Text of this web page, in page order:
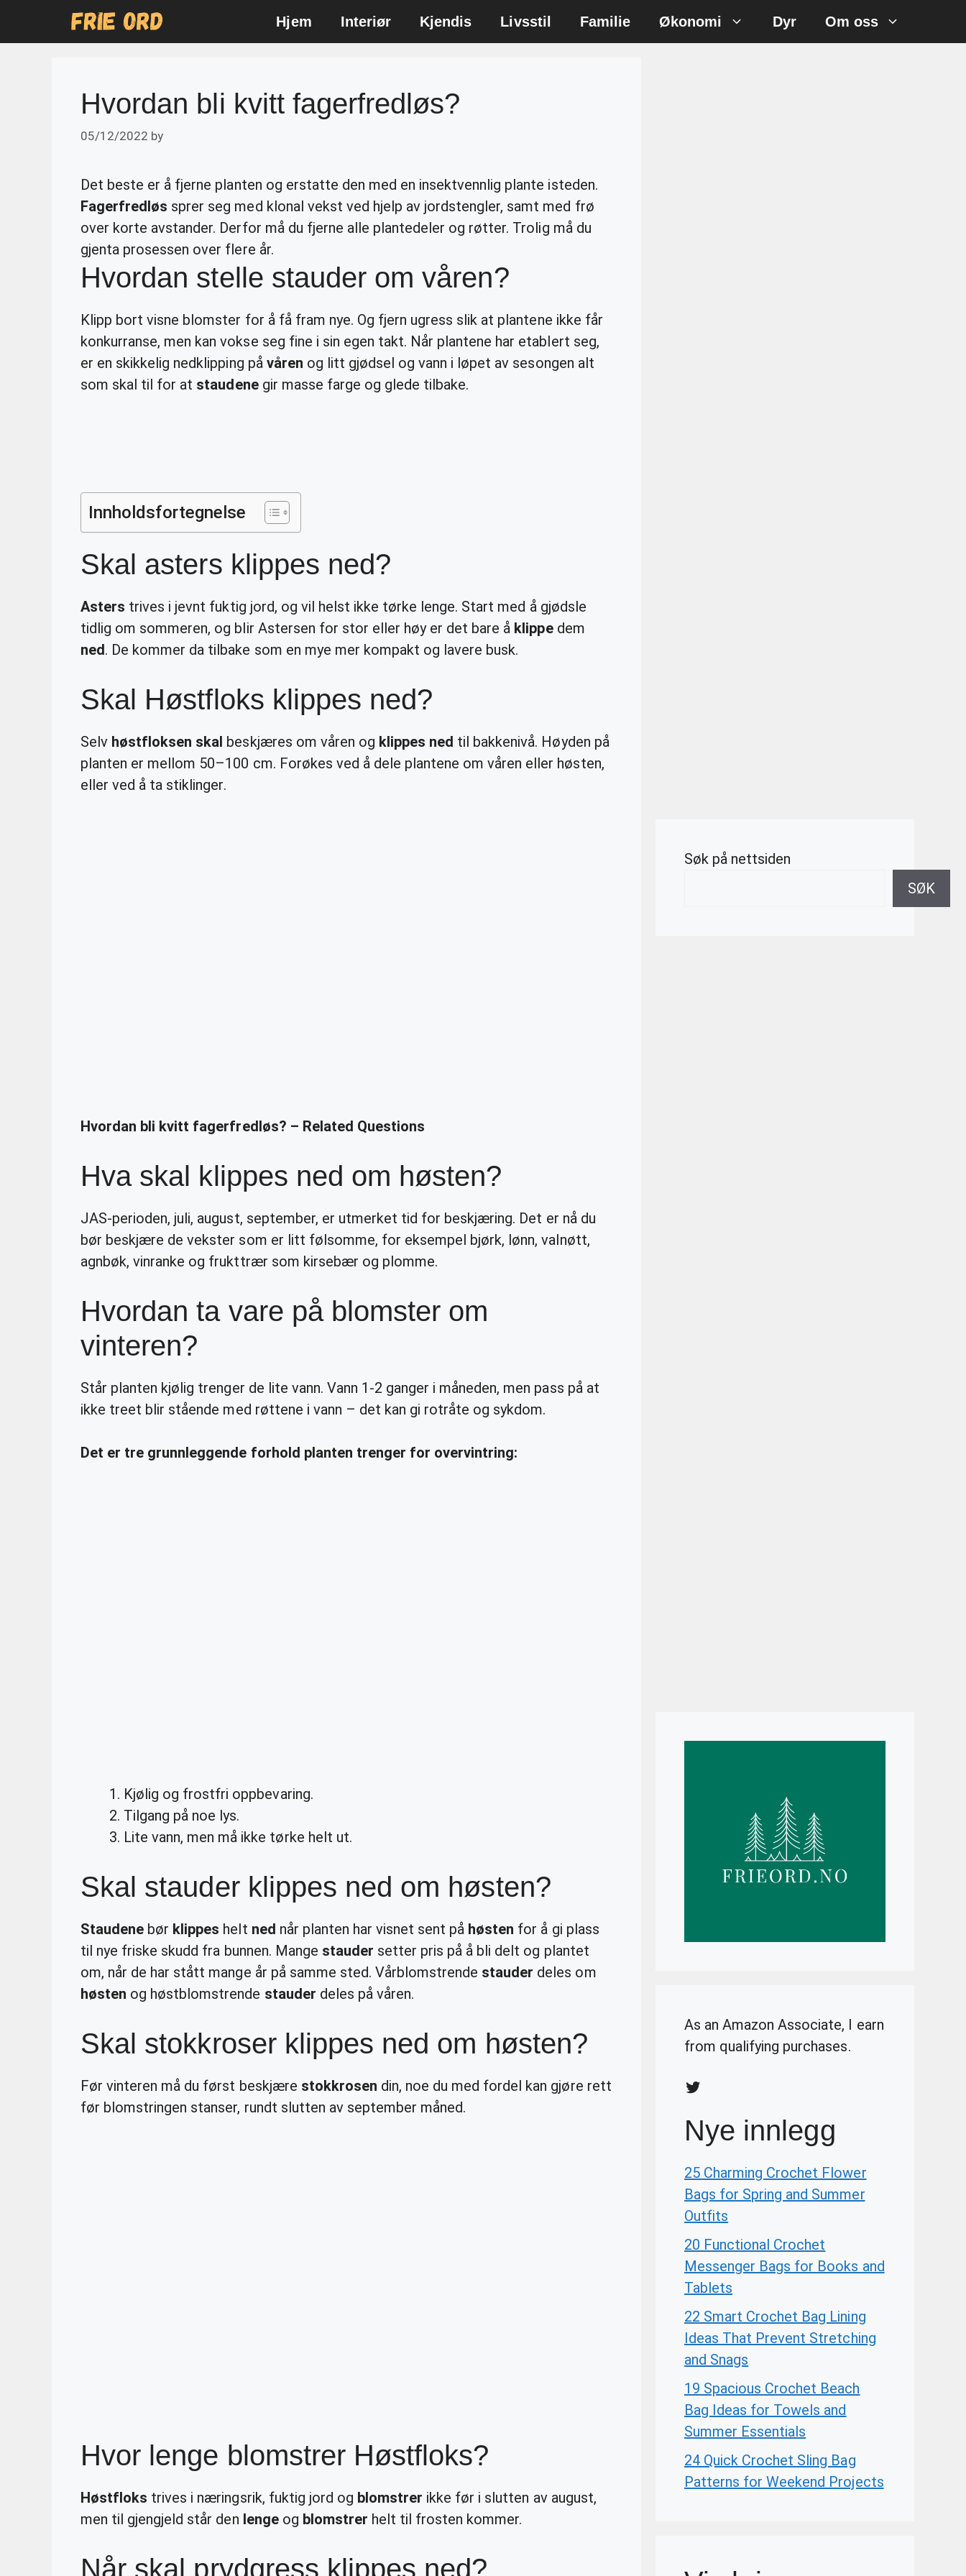
Hjem Interiør Kjendis Livsstil Familie Økonomi Dyr Om oss
Hvordan bli kvitt fagerfredløs?
05/12/2022 by
Det beste er å fjerne planten og erstatte den med en insektvennlig plante isteden.
Fagerfredløs sprer seg med klonal vekst ved hjelp av jordstengler, samt med frø
over korte avstander. Derfor må du fjerne alle plantedeler og røtter. Trolig må du
gjenta prosessen over flere år.
Hvordan stelle stauder om våren?
Klipp bort visne blomster for å få fram nye. Og fjern ugress slik at plantene ikke får
konkurranse, men kan vokse seg fine i sin egen takt. Når plantene har etablert seg,
er en skikkelig nedklipping på våren og litt gjødsel og vann i løpet av sesongen alt
som skal til for at staudenegir masse farge og glede tilbake.
Innholdsfortegnelse
Skal asters klippes ned?
Asters trives i jevnt fuktig jord, og vil helst ikke tørke lenge. Start med å gjødsle
tidlig om sommeren, og blir Astersen for stor eller høy er det bare å klippedem
ned. De kommer da tilbake som en mye mer kompakt og lavere busk.
Skal Høstfloks klippes ned?
Selv høstfloksen skal beskjæres om våren og klippes ned til bakkenivå. Høyden på
planten er mellom 50–100 cm. Forøkes ved å dele plantene om våren eller høsten,
eller ved å ta stiklinger.
Hvordan bli kvitt fagerfredløs? – Related Questions
Hva skal klippes ned om høsten?
JAS-perioden, juli, august, september, er utmerket tid for beskjæring. Det er nå du
bør beskjære de vekster som er litt følsomme, for eksempel bjørk, lønn, valnøtt,
agnbøk, vinranke og frukttrær som kirsebær og plomme.
Hvordan ta vare på blomster om
vinteren?
Står planten kjølig trenger de lite vann. Vann 1-2 ganger i måneden, men pass på at
ikke treet blir stående med røttene i vann – det kan gi rotråte og sykdom.
Det er tre grunnleggende forhold planten trenger for overvintring:
Kjølig og frostfri oppbevaring.
Tilgang på noe lys.
Lite vann, men må ikke tørke helt ut.
Skal stauder klippes ned om høsten?
Staudene bør klippes helt ned når planten har visnet sent på høsten for å gi plass
til nye friske skudd fra bunnen. Mange stauder setter pris på å bli delt og plantet
om, når de har stått mange år på samme sted. Vårblomstrende stauder deles om
høsten og høstblomstrende stauder deles på våren.
Skal stokkroser klippes ned om høsten?
Før vinteren må du først beskjære stokkrosen din, noe du med fordel kan gjøre rett
før blomstringen stanser, rundt slutten av september måned.
Hvor lenge blomstrer Høstfloks?
Høstfloks trives i næringsrik, fuktig jord og blomstrer ikke før i slutten av august,
men til gjengjeld står den lengeog blomstrer helt til frosten kommer.
Når skal prydgress klippes ned?
Søk på nettsiden
SØK
As an Amazon Associate, I earn
from qualifying purchases.
Twitter
Nye innlegg
25 Charming Crochet Flower
Bags for Spring and Summer
Outfits
20 Functional Crochet
Messenger Bags for Books and
Tablets
22 Smart Crochet Bag Lining
Ideas That Prevent Stretching
and Snags
19 Spacious Crochet Beach
Bag Ideas for Towels and
Summer Essentials
24 Quick Crochet Sling Bag
Patterns for Weekend Projects